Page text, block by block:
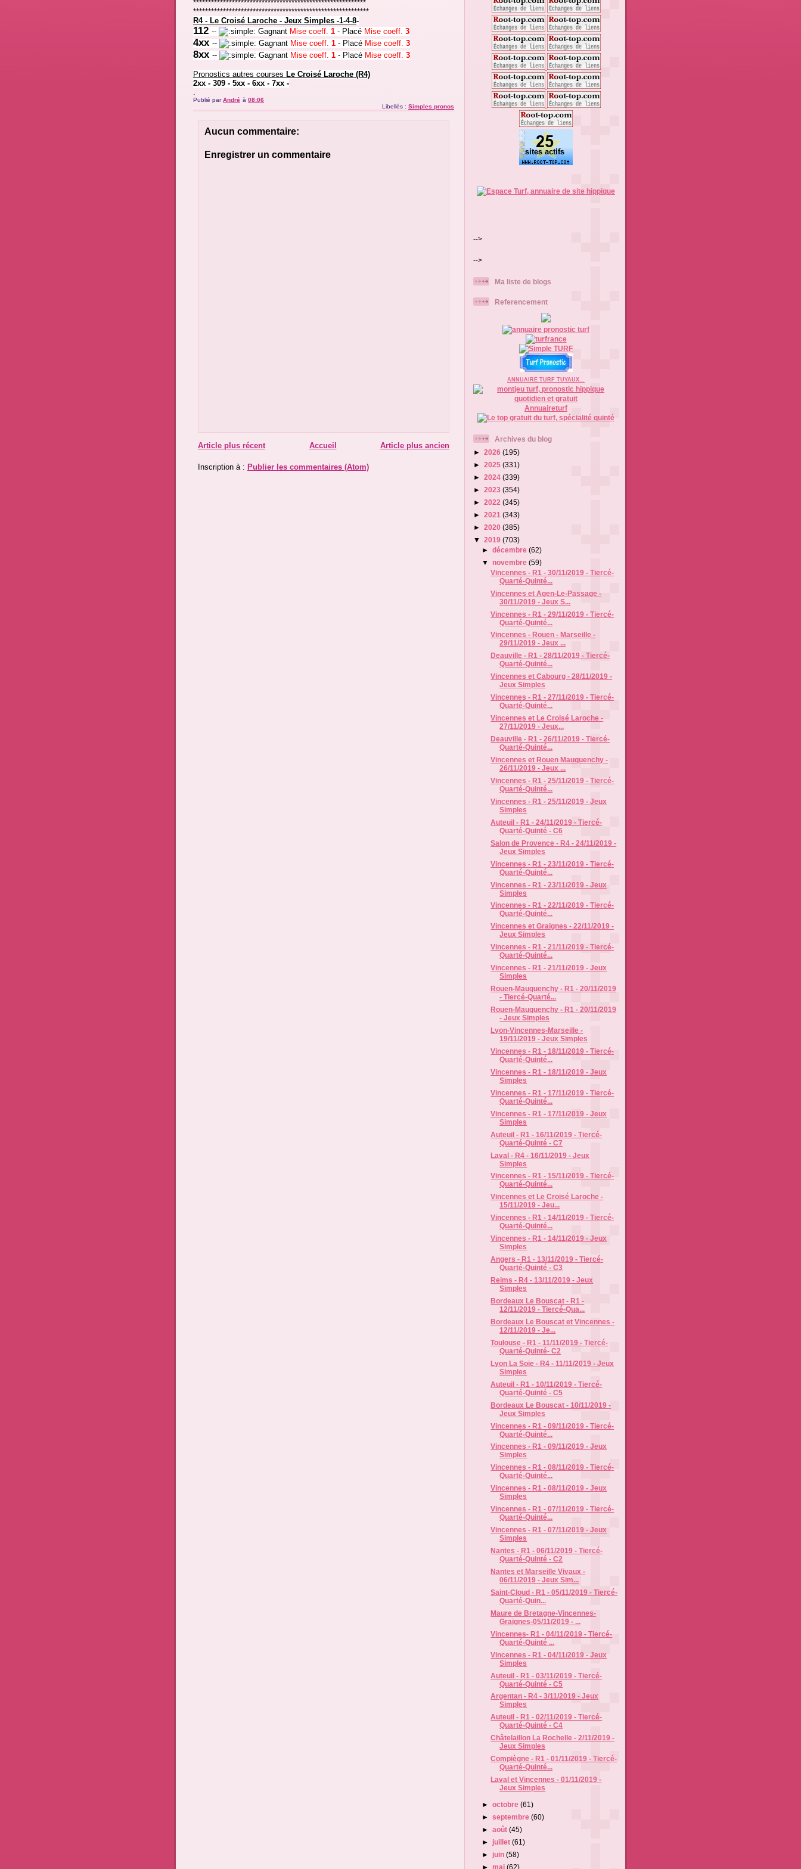
**********************************************************
***********************************************************
R4 - Le Croisé Laroche - Jeux Simples -1-4-8-
112 -- Gagnant Mise coeff. 1 - Placé Mise coeff. 3
4xx -- Gagnant Mise coeff. 1 - Placé Mise coeff. 3
8xx -- Gagnant Mise coeff. 1 - Placé Mise coeff. 3
Pronostics autres courses Le Croisé Laroche (R4)
2xx - 309 - 5xx - 6xx - 7xx -
.
Publié parAndré à 08:06
Libellés : Simples pronos
Aucun commentaire:
Enregistrer un commentaire
Article plus récent Article plus ancien
Accueil
Inscription à : Publier les commentaires (Atom)
-->
-->
Ma liste de blogs
Referencement
ANNUAIRE TURF TUYAUX...
Annuaireturf
Archives du blog
► 2026 (195)
► 2025 (331)
► 2024 (339)
► 2023 (354)
► 2022 (345)
► 2021 (343)
► 2020 (385)
▼ 2019 (703)
►décembre(62)
▼novembre(59)
Vincennes - R1 - 30/11/2019 - Tiercé-
Quarté-Quinté...
Vincennes et Agen-Le-Passage -
30/11/2019 - Jeux S...
Vincennes - R1 - 29/11/2019 - Tiercé-
Quarté-Quinté...
Vincennes - Rouen - Marseille -
29/11/2019 - Jeux ...
Deauville - R1 - 28/11/2019 - Tiercé-
Quarté-Quinté...
Vincennes et Cabourg - 28/11/2019 -
Jeux Simples
Vincennes - R1 - 27/11/2019 - Tiercé-
Quarté-Quinté...
Vincennes et Le Croisé Laroche -
27/11/2019 - Jeux...
Deauville - R1 - 26/11/2019 - Tiercé-
Quarté-Quinté...
Vincennes et Rouen Mauquenchy -
26/11/2019 - Jeux ...
Vincennes - R1 - 25/11/2019 - Tiercé-
Quarté-Quinté...
Vincennes - R1 - 25/11/2019 - Jeux
Simples
Auteuil - R1 - 24/11/2019 - Tiercé-
Quarté-Quinté - C6
Salon de Provence - R4 - 24/11/2019 -
Jeux Simples
Vincennes - R1 - 23/11/2019 - Tiercé-
Quarté-Quinté...
Vincennes - R1 - 23/11/2019 - Jeux
Simples
Vincennes - R1 - 22/11/2019 - Tiercé-
Quarté-Quinté...
Vincennes et Graignes - 22/11/2019 -
Jeux Simples
Vincennes - R1 - 21/11/2019 - Tiercé-
Quarté-Quinté...
Vincennes - R1 - 21/11/2019 - Jeux
Simples
Rouen-Mauquenchy - R1 - 20/11/2019
- Tiercé-Quarté...
Rouen-Mauquenchy - R1 - 20/11/2019
- Jeux Simples
Lyon-Vincennes-Marseille -
19/11/2019 - Jeux Simples
Vincennes - R1 - 18/11/2019 - Tiercé-
Quarté-Quinté...
Vincennes - R1 - 18/11/2019 - Jeux
Simples
Vincennes - R1 - 17/11/2019 - Tiercé-
Quarté-Quinté...
Vincennes - R1 - 17/11/2019 - Jeux
Simples
Auteuil - R1 - 16/11/2019 - Tiercé-
Quarté-Quinté - C7
Laval - R4 - 16/11/2019 - Jeux
Simples
Vincennes - R1 - 15/11/2019 - Tiercé-
Quarté-Quinté...
Vincennes et Le Croisé Laroche -
15/11/2019 - Jeu...
Vincennes - R1 - 14/11/2019 - Tiercé-
Quarté-Quinté...
Vincennes - R1 - 14/11/2019 - Jeux
Simples
Angers - R1 - 13/11/2019 - Tiercé-
Quarté-Quinté - C3
Reims - R4 - 13/11/2019 - Jeux
Simples
Bordeaux Le Bouscat - R1 -
12/11/2019 - Tiercé-Qua...
Bordeaux Le Bouscat et Vincennes -
12/11/2019 - Je...
Toulouse - R1 - 11/11/2019 - Tiercé-
Quarté-Quinté- C2
Lyon La Soie - R4 - 11/11/2019 - Jeux
Simples
Auteuil - R1 - 10/11/2019 - Tiercé-
Quarté-Quinté - C5
Bordeaux Le Bouscat - 10/11/2019 -
Jeux Simples
Vincennes - R1 - 09/11/2019 - Tiercé-
Quarté-Quinté...
Vincennes - R1 - 09/11/2019 - Jeux
Simples
Vincennes - R1 - 08/11/2019 - Tiercé-
Quarté-Quinté...
Vincennes - R1 - 08/11/2019 - Jeux
Simples
Vincennes - R1 - 07/11/2019 - Tiercé-
Quarté-Quinté...
Vincennes - R1 - 07/11/2019 - Jeux
Simples
Nantes - R1 - 06/11/2019 - Tiercé-
Quarté-Quinté - C2
Nantes et Marseille Vivaux -
06/11/2019 - Jeux Sim...
Saint-Cloud - R1 - 05/11/2019 - Tiercé-
Quarté-Quin...
Maure de Bretagne-Vincennes-
Graignes-05/11/2019 - ...
Vincennes- R1 - 04/11/2019 - Tiercé-
Quarté-Quinté ...
Vincennes - R1 - 04/11/2019 - Jeux
Simples
Auteuil - R1 - 03/11/2019 - Tiercé-
Quarté-Quinté - C5
Argentan - R4 - 3/11/2019 - Jeux
Simples
Auteuil - R1 - 02/11/2019 - Tiercé-
Quarté-Quinté - C4
Châtelaillon La Rochelle - 2/11/2019 -
Jeux Simples
Compiègne - R1 - 01/11/2019 - Tiercé-
Quarté-Quinté...
Laval et Vincennes - 01/11/2019 -
Jeux Simples
►octobre(61)
►septembre(60)
►août(45)
► juillet(61)
► juin(58)
►mai(62)